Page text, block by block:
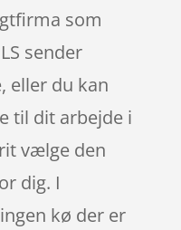
som
sender
eller du kan
til dit arbejde i
vælge den
dig. I
kø der er